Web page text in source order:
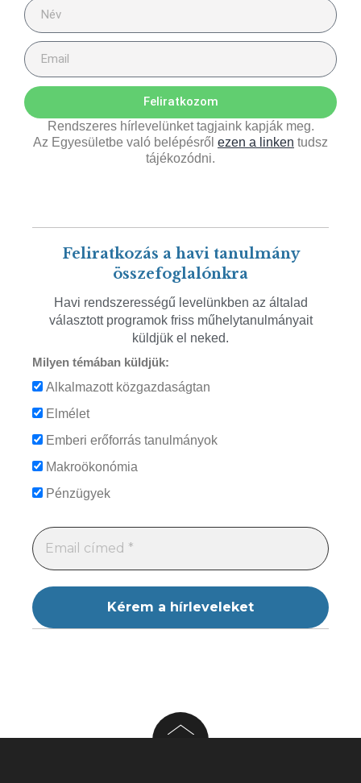
Feliratkozom
Rendszeres hírlevelünket tagjaink kapják meg.
Az Egyesületbe való belépésről ezen a linken tudsz
tájékozódni.
Feliratkozás a havi tanulmány
összefoglalónkra
Havi rendszerességű levelünkben az általad
választott programok friss műhelytanulmányait
küldjük el neked.
Milyen témában küldjük:
Alkalmazott közgazdaságtan
Elmélet
Emberi erőforrás tanulmányok
Makroökonómia
Pénzügyek